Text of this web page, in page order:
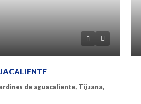
de aguacaliente, Tijuana,